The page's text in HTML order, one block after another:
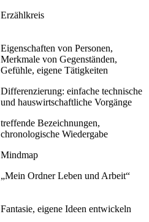
Erzählkreis
Eigenschaften von Personen,
Merkmale von Gegenständen,
Gefühle, eigene Tätigkeiten
Differenzierung: einfache technische
und hauswirtschaftliche Vorgänge
treffende Bezeichnungen,
chronologische Wiedergabe
Mindmap
„Mein Ordner Leben und Arbeit“
Fantasie, eigene Ideen entwickeln